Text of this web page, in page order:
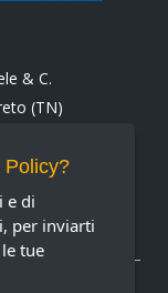
& C.
(TN)
Policy?
e di
per inviarti
tue